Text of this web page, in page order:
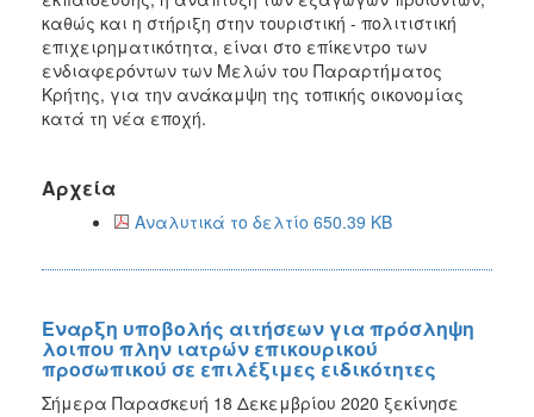
καθώς και η στήριξη στην τουριστική - πολιτιστική
επιχειρηματικότητα, είναι στο επίκεντρο των
ενδιαφερόντων των Μελών του Παραρτήματος
Κρήτης, για την ανάκαμψη της τοπικής οικονομίας
κατά τη νέα εποχή.
Αρχεία
Αναλυτικά το δελτίο 650.39 KB
Εναρξη υποβολής αιτήσεων για πρόσληψη
λοιπου πλην ιατρών επικουρικού
προσωπικού σε επιλέξιμες ειδικότητες
Σήμερα Παρασκευή 18 Δεκεμβρίου 2020 ξεκίνησε